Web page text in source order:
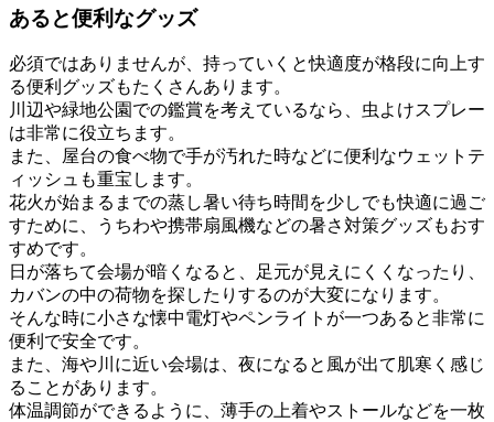
あると便利なグッズ
必須ではありませんが、持っていくと快適度が格段に向上す
る便利グッズもたくさんあります。
川辺や緑地公園での鑑賞を考えているなら、虫よけスプレー
は非常に役立ちます。
また、屋台の食べ物で手が汚れた時などに便利なウェットテ
ィッシュも重宝します。
花火が始まるまでの蒸し暑い待ち時間を少しでも快適に過ご
すために、うちわや携帯扇風機などの暑さ対策グッズもおす
すめです。
日が落ちて会場が暗くなると、足元が見えにくくなったり、
カバンの中の荷物を探したりするのが大変になります。
そんな時に小さな懐中電灯やペンライトが一つあると非常に
便利で安全です。
また、海や川に近い会場は、夜になると風が出て肌寒く感じ
ることがあります。
体温調節ができるように、薄手の上着やストールなどを一枚